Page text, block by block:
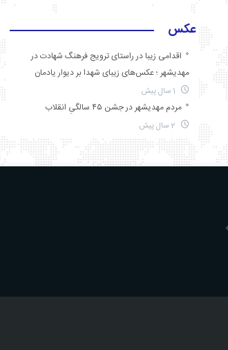
عکس
اقدامی زیبا در راستای ترویج فرهنگ شهادت در
مهدیشهر ؛ عکس‌های زیبای شهدا بر دیوار یادمان
مردم مهدیشهر در جشن ۴۵ سالگیِ انقلاب